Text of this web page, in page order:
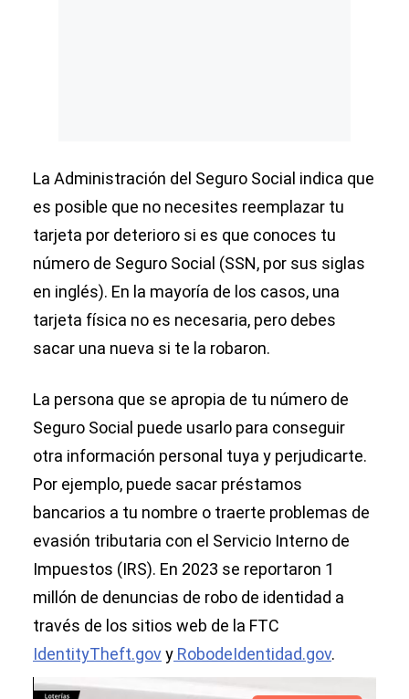
La Administración del Seguro Social indica que
es posible que no necesites reemplazar tu
tarjeta por deterioro si es que conoces tu
número de Seguro Social (SSN, por sus siglas
en inglés). En la mayoría de los casos, una
tarjeta física no es necesaria, pero debes
sacar una nueva si te la robaron.
La persona que se apropia de tu número de
Seguro Social puede usarlo para conseguir
otra información personal tuya y perjudicarte.
Por ejemplo, puede sacar préstamos
bancarios a tu nombre o traerte problemas de
evasión tributaria con el Servicio Interno de
Impuestos (IRS). En 2023 se reportaron 1
millón de denuncias de robo de identidad a
través de los sitios web de la FTC
IdentityTheft.govy RobodeIdentidad.gov.